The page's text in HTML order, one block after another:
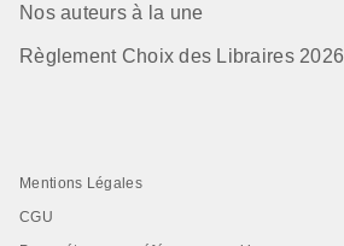
Nos auteurs à la une
Règlement Choix des Libraires 2026
Mentions Légales
CGU